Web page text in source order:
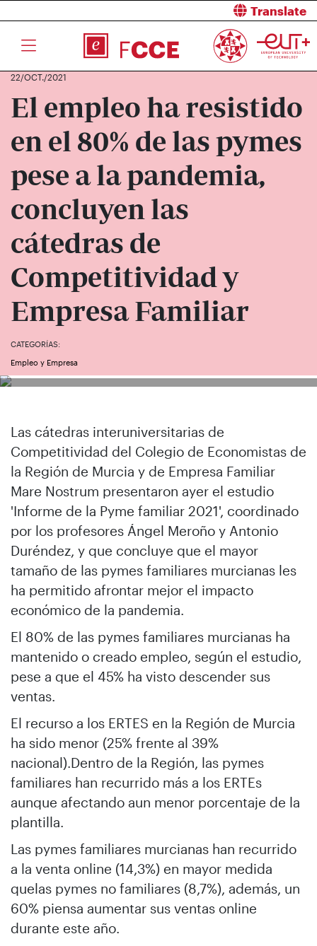
Translate
22/OCT./2021
El empleo ha resistido
en el 80% de las pymes
pese a la pandemia,
concluyen las
cátedras de
Competitividad y
Empresa Familiar
CATEGORÍAS:
Empleo y Empresa
Las cátedras interuniversitarias de
Competitividad del Colegio de Economistas de
la Región de Murcia y de Empresa Familiar
Mare Nostrum presentaron ayer el estudio
'Informe de la Pyme familiar 2021', coordinado
por los profesores Ángel Meroño y Antonio
Duréndez, y que concluye que el mayor
tamaño de las pymes familiares murcianas les
ha permitido afrontar mejor el impacto
económico de la pandemia.
El 80% de las pymes familiares murcianas ha
mantenido o creado empleo, según el estudio,
pese a que el 45% ha visto descender sus
ventas.
El recurso a los ERTES en la Región de Murcia
ha sido menor (25% frente al 39%
nacional).Dentro de la Región, las pymes
familiares han recurrido más a los ERTEs
aunque afectando aun menor porcentaje de la
plantilla.
Las pymes familiares murcianas han recurrido
a la venta online (14,3%) en mayor medida
quelas pymes no familiares (8,7%), además, un
60% piensa aumentar sus ventas online
durante este año.